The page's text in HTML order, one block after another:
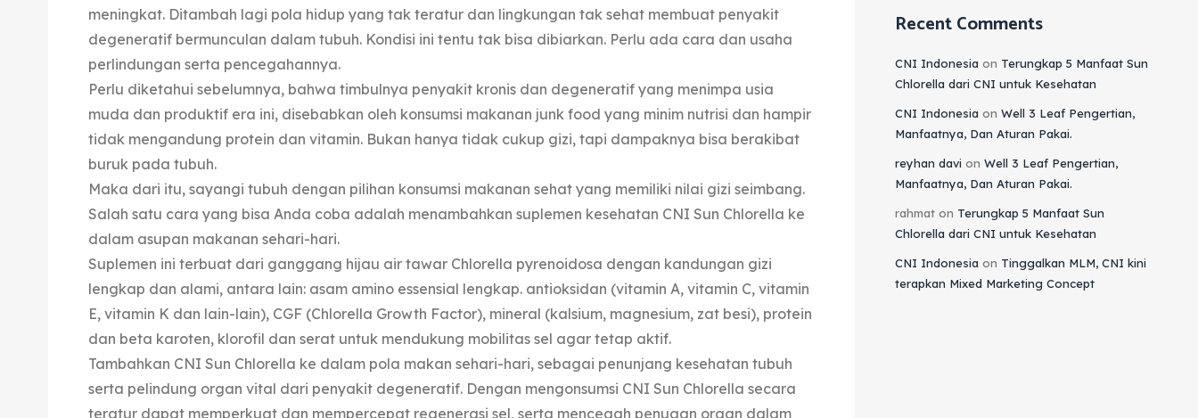
meningkat. Ditambah lagi pola hidup yang tak teratur dan lingkungan tak sehat membuat penyakit
degeneratif bermunculan dalam tubuh. Kondisi ini tentu tak bisa dibiarkan. Perlu ada cara dan usaha
perlindungan serta pencegahannya.
Perlu diketahui sebelumnya, bahwa timbulnya penyakit kronis dan degeneratif yang menimpa usia
muda dan produktif era ini, disebabkan oleh konsumsi makanan junk food yang minim nutrisi dan hampir
tidak mengandung protein dan vitamin. Bukan hanya tidak cukup gizi, tapi dampaknya bisa berakibat
buruk pada tubuh.
Maka dari itu, sayangi tubuh dengan pilihan konsumsi makanan sehat yang memiliki nilai gizi seimbang.
Salah satu cara yang bisa Anda coba adalah menambahkan suplemen kesehatan CNI Sun Chlorella ke
dalam asupan makanan sehari-hari.
Suplemen ini terbuat dari ganggang hijau air tawar Chlorella pyrenoidosa dengan kandungan gizi
lengkap dan alami, antara lain: asam amino essensial lengkap. antioksidan (vitamin A, vitamin C, vitamin
E, vitamin K dan lain-lain), CGF (Chlorella Growth Factor), mineral (kalsium, magnesium, zat besi), protein
dan beta karoten, klorofil dan serat untuk mendukung mobilitas sel agar tetap aktif.
Tambahkan CNI Sun Chlorella ke dalam pola makan sehari-hari, sebagai penunjang kesehatan tubuh
serta pelindung organ vital dari penyakit degeneratif. Dengan mengonsumsi CNI Sun Chlorella secara
teratur dapat memperkuat dan mempercepat regenerasi sel, serta mencegah penuaan organ dalam
Recent Comments
CNI Indonesia on Terungkap 5 Manfaat Sun
Chlorella dari CNI untuk Kesehatan
CNI Indonesia on Well 3 Leaf Pengertian,
Manfaatnya, Dan Aturan Pakai.
reyhan davi on Well 3 Leaf Pengertian,
Manfaatnya, Dan Aturan Pakai.
rahmaton Terungkap 5 Manfaat Sun
Chlorella dari CNI untuk Kesehatan
CNI Indonesia on Tinggalkan MLM, CNI kini
terapkan Mixed Marketing Concept